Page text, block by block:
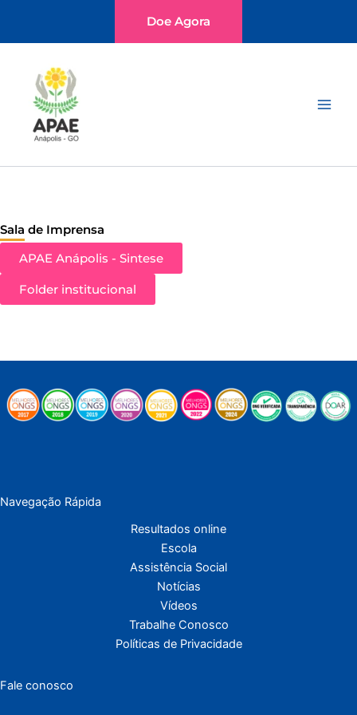
o
conteúdo
Doe Agora
Sala de Imprensa
APAE Anápolis - Sintese
Folder institucional
Navegação Rápida
Resultados online
Escola
Assistência Social
Notícias
Vídeos
Trabalhe Conosco
Políticas de Privacidade
Fale conosco